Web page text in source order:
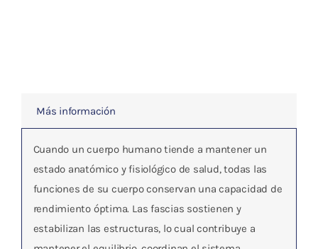
Más información
Cuando un cuerpo humano tiende a mantener un
estado anatómico y fisiológico de salud, todas las
funciones de su cuerpo conservan una capacidad de
rendimiento óptima. Las fascias sostienen y
estabilizan las estructuras, lo cual contribuye a